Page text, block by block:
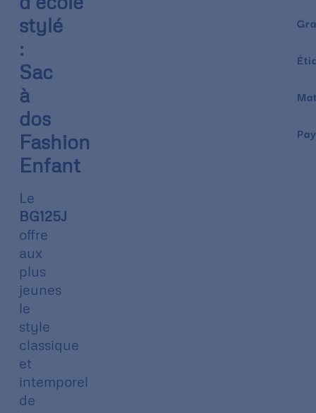
stylé
:
Sac
à
dos
Fashion
Enfant
Le
BG125J
offre
aux
plus
jeunes
le
style
classique
et
intemporel
de